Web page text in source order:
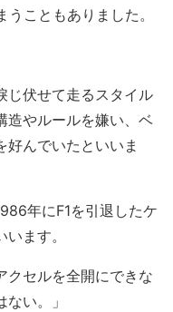
こともありました。
じ伏せて走るスタイル
造やルールを嫌い、ベ
好んでいたといいま
年にF1を引退したケ
ます。
クセルを全開にできな
い。」